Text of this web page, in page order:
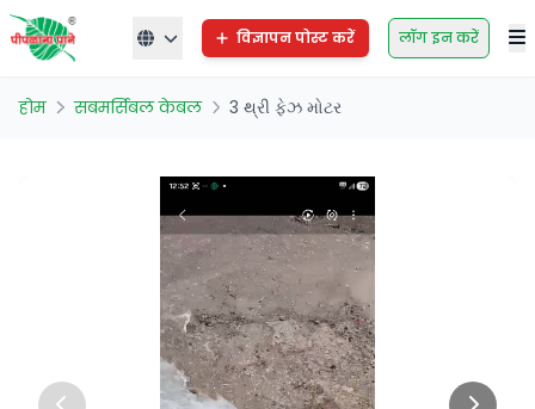
विज्ञापन पोस्ट करें लॉग इन करें
होम सबमर्सिबल केबल 3 થ્રી ફેઝ મોટર